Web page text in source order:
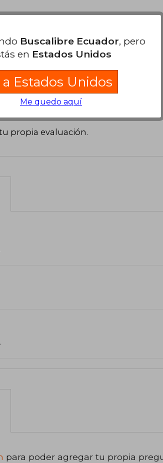
propia evaluación.
para poder agregar tu propia
Buscalibre Ecuador, pero
en Estados Unidos
a Estados Unidos
Me quedo aquí